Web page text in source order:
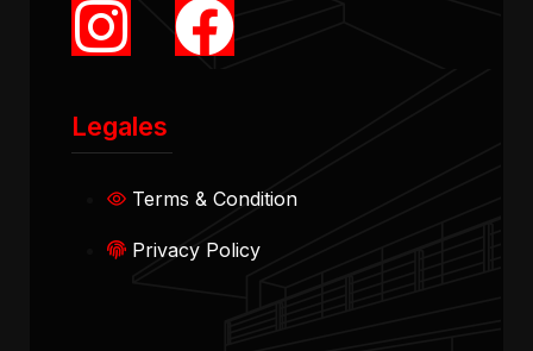
Legales
Terms & Condition
Privacy Policy